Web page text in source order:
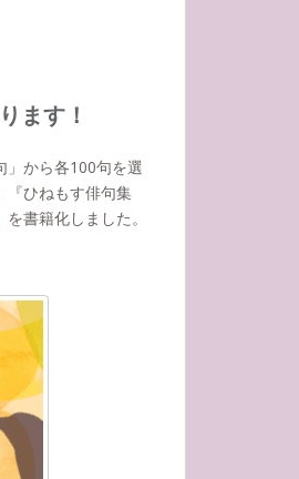
ます！
」から各100句を選
『ひねもす俳句集
書籍化しました。